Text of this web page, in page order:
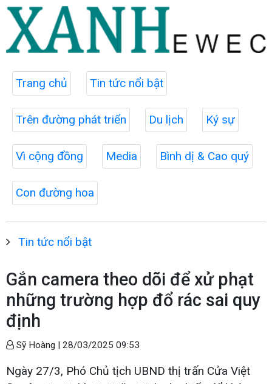
Trang chủ Tin tức nổi bật
Trên đường phát triển Du lịch Ký sự
Vì cộng đồng Media Bình dị & Cao quý
Con đường hoa
Tin tức nổi bật
Gắn camera theo dõi để xử phạt
những trường hợp đổ rác sai quy
định
Sỹ Hoàng | 28/03/2025 09:53
Ngày 27/3, Phó Chủ tịch UBND thị trấn Cửa Việt